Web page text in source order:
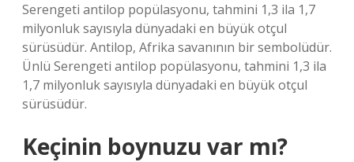
Serengeti antilop popülasyonu, tahmini 1,3 ila 1,7
milyonluk sayısıyla dünyadaki en büyük otçul
sürüsüdür. Antilop, Afrika savanının bir sembolüdür.
Ünlü Serengeti antilop popülasyonu, tahmini 1,3 ila
1,7 milyonluk sayısıyla dünyadaki en büyük otçul
sürüsüdür.
Keçinin boynuzu var mı?